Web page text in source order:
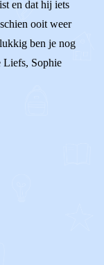
en dat hij iets
ooit weer
ben je nog
Liefs, Sophie